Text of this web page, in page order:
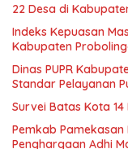
22 Desa di
Indeks Kepuasan
Kabupaten
Dinas PUPR
Standar Pelayanan
Survei Batas Kota
Pemkab Pamekasan
Penghargaan Adhi